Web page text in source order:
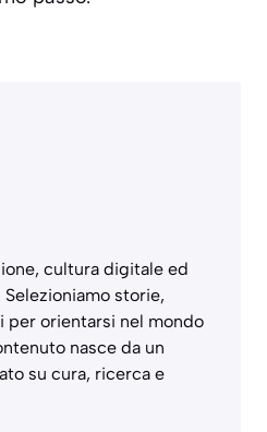
cultura digitale ed
storie,
per orientarsi nel mondo
nasce da un
su cura, ricerca e